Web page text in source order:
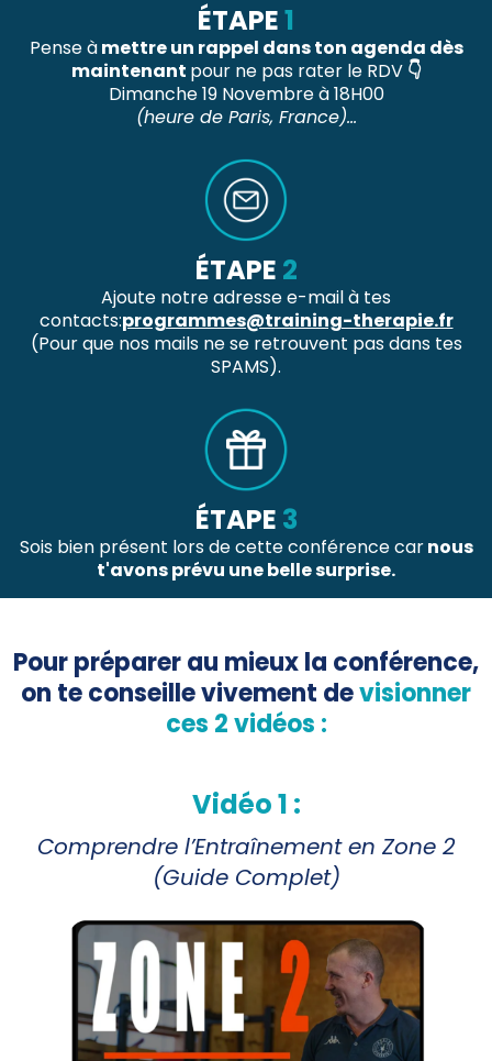
ÉTAPE1
Pense àmettre un rappel dans ton agenda dès
maintenant pour ne pas rater le RDV 👇
Dimanche 19 Novembre à 18H00
(heure de Paris, France)...
ÉTAPE 2
Ajoute notre adresse e-mail à tes
contacts:programmes@training-therapie.fr
(Pour que nos mails ne se retrouvent pas dans tes
SPAMS).
ÉTAPE 3
Sois bien présent lors de cette conférence carnous
t'avons prévu une belle surprise.
Pour préparer au mieux la conférence,
on te conseille vivement devisionner
ces 2 vidéos :
Vidéo 1 :
Comprendre l’Entraînement en Zone 2
(Guide Complet)